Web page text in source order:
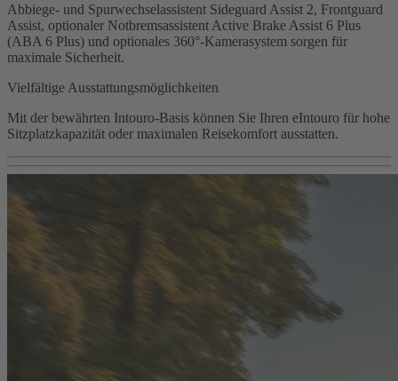
Abbiege- und Spurwechselassistent Sideguard Assist 2, Frontguard
Assist, optionaler Notbremsassistent Active Brake Assist 6 Plus
(ABA 6 Plus) und optionales 360°‑Kamerasystem sorgen für
maximale Sicherheit.
Vielfältige Ausstattungsmöglichkeiten
Mit der bewährten Intouro-Basis können Sie Ihren eIntouro für hohe
Sitzplatzkapazität oder maximalen Reisekomfort ausstatten.